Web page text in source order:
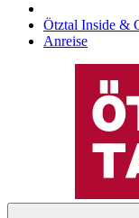
Ötztal Inside &
Anreise